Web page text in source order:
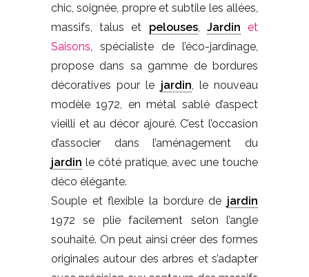
chic, soignée, propre et subtile les allées,
massifs, talus et pelouses, Jardin et
Saisons , spécialiste de l’éco-jardinage,
propose dans sa gamme de bordures
décoratives pour le jardin , le nouveau
modèle 1972, en métal sablé d’aspect
vieilli et au décor ajouré. C’est l’occasion
d’associer dans l’aménagement du
jardin le côté pratique, avec une touche
déco élégante.
Souple et flexible la bordure de jardin
1972 se plie facilement selon l’angle
souhaité. On peut ainsi créer des formes
originales autour des arbres et s’adapter